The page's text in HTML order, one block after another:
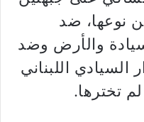
نوعها، ضد
والأرض وضد
السيادي اللبناني
تخترها.